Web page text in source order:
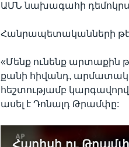
ԱՄՆ նախագահի
Հանրապետականների
«Մենք ունենք արտաքին
քանի հիվանդ,
հեշտությամբ
ասել է Դոնալդ Թրամփը: